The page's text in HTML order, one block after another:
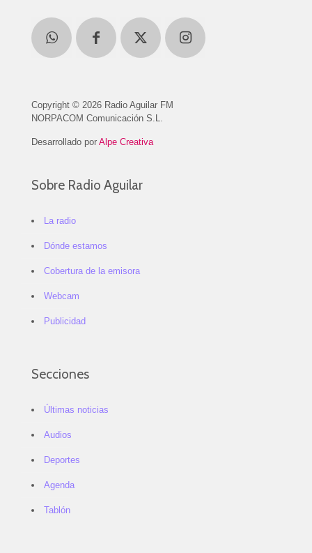
Copyright © 2026 Radio Aguilar FM
NORPACOM Comunicación S.L.
Desarrollado por Alpe Creativa
Sobre Radio Aguilar
La radio
Dónde estamos
Cobertura de la emisora
Webcam
Publicidad
Secciones
Últimas noticias
Audios
Deportes
Agenda
Tablón